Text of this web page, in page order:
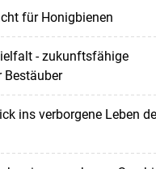
für Honigbienen
- zukunftsfähige
Bestäuber
ins verborgene Leben